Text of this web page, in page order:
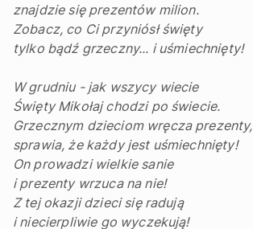
znajdzie się prezentów milion.
Zobacz, co Ci przyniósł święty
tylko bądź grzeczny... i uśmiechnięty!
W grudniu - jak wszycy wiecie
Święty Mikołaj chodzi po świecie.
Grzecznym dzieciom wręcza prezenty,
sprawia, że każdy jest uśmiechnięty!
On prowadzi wielkie sanie
i prezenty wrzuca na nie!
Z tej okazji dzieci się radują
i niecierpliwie go wyczekują!